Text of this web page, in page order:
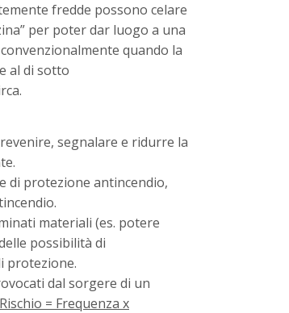
fredde possono celare
per poter dar luogo a una
quando la
al di sotto
segnalare e ridurre la
di protezione antincendio,
materiali (es. potere
possibilità di
protezione.
dal sorgere di un
Rischio = Frequenza x